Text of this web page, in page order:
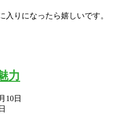
入りになったら嬉しいです。
力
10日